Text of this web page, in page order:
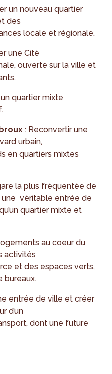
un nouveau quartier
des
locale et régionale.
une Cité
ouverte sur la ville et
quartier mixte
: Reconvertir une
urbain,
en quartiers mixtes
la plus fréquentée de
véritable entrée de
quartier mixte et
au coeur du
activités
et des espaces verts,
bureaux.
entrée de ville et créer
d’un
dont une future